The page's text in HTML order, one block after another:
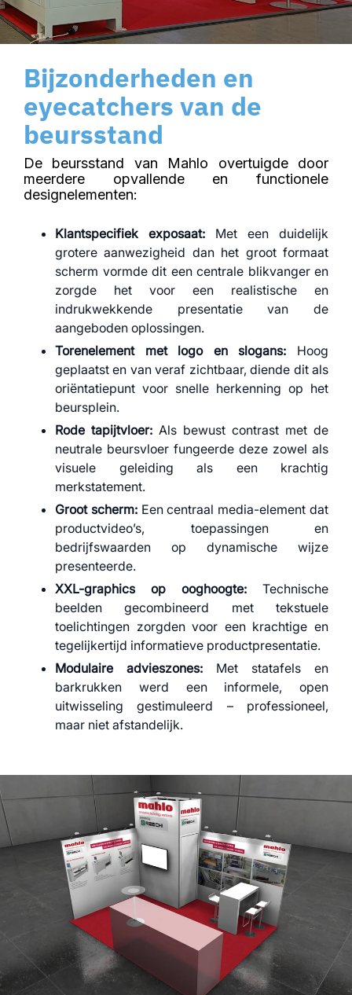
Bijzonderheden en
eyecatchers van de
beursstand
De beursstand van Mahlo overtuigde door
meerdere opvallende en functionele
designelementen:
Klantspecifiek exposaat: Met een duidelijk
grotere aanwezigheid dan het groot formaat
scherm vormde dit een centrale blikvanger en
zorgde het voor een realistische en
indrukwekkende presentatie van de
aangeboden oplossingen.
Torenelement met logo en slogans: Hoog
geplaatst en van veraf zichtbaar, diende dit als
oriëntatiepunt voor snelle herkenning op het
beursplein.
Rode tapijtvloer: Als bewust contrast met de
neutrale beursvloer fungeerde deze zowel als
visuele geleiding als een krachtig
merkstatement.
Groot scherm:Een centraal media-element dat
productvideo’s, toepassingen en
bedrijfswaarden op dynamische wijze
presenteerde.
XXL-graphics op ooghoogte: Technische
beelden gecombineerd met tekstuele
toelichtingen zorgden voor een krachtige en
tegelijkertijd informatieve productpresentatie.
Modulaire advieszones: Met statafels en
barkrukken werd een informele, open
uitwisseling gestimuleerd – professioneel,
maar niet afstandelijk.